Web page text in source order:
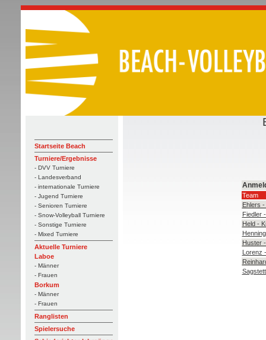
Startseite Beach
Turniere/Ergebnisse
- DVV Turniere
- Landesverband
- internationale Turniere
- Jugend Turniere
- Senioren Turniere
- Snow-Volleyball Turniere
- Sonstige Turniere
- Mixed Turniere
Aktuelle Turniere
Laboe
- Männer
- Frauen
Borkum
- Männer
- Frauen
Ranglisten
Spielersuche
Team
Ehlers
Fiedler
Held -
Huster
Lorenz